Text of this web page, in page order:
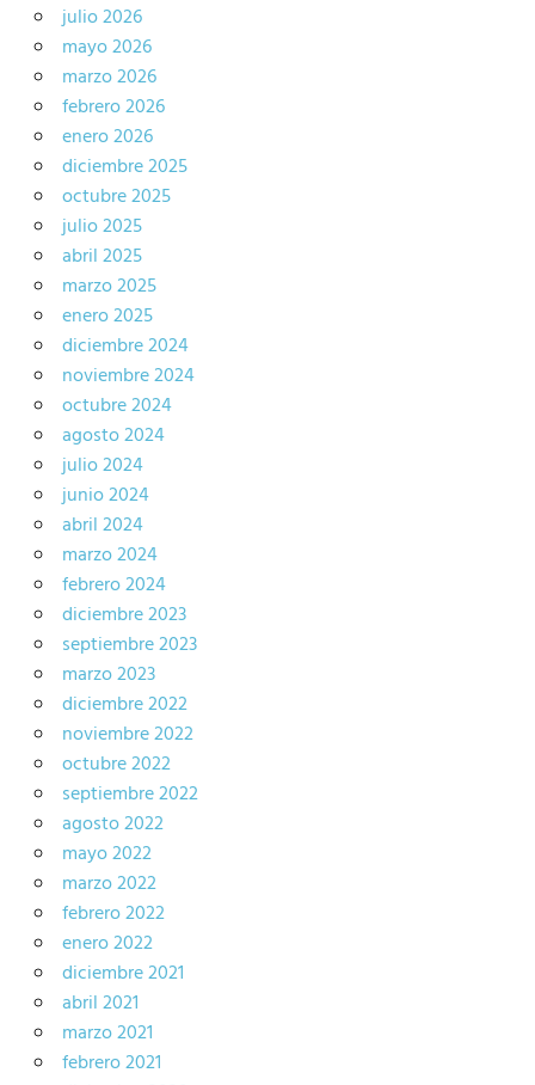
julio 2026
mayo 2026
marzo 2026
febrero 2026
enero 2026
diciembre 2025
octubre 2025
julio 2025
abril 2025
marzo 2025
enero 2025
diciembre 2024
noviembre 2024
octubre 2024
agosto 2024
julio 2024
junio 2024
abril 2024
marzo 2024
febrero 2024
diciembre 2023
septiembre 2023
marzo 2023
diciembre 2022
noviembre 2022
octubre 2022
septiembre 2022
agosto 2022
mayo 2022
marzo 2022
febrero 2022
enero 2022
diciembre 2021
abril 2021
marzo 2021
febrero 2021